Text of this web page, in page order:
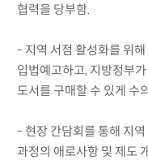
협력을 당부함.
- 지역 서점 활성화를 위
입법예고하고, 지방정부
도서를 구매할 수 있게 수
- 현장 간담회를 통해 지
과정의 애로사항 및 제도